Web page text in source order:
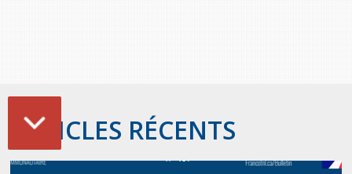
ARTICLES RÉCENTS